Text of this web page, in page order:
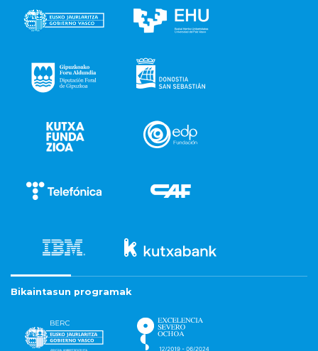
Bikaintasun programak